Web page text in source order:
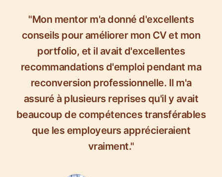
"Mon mentor m'a donné d'excellents
conseils pour améliorer mon CV et mon
portfolio, et il avait d'excellentes
recommandations d'emploi pendant ma
reconversion professionnelle. Il m'a
assuré à plusieurs reprises qu'il y avait
beaucoup de compétences transférables
que les employeurs apprécieraient
vraiment."